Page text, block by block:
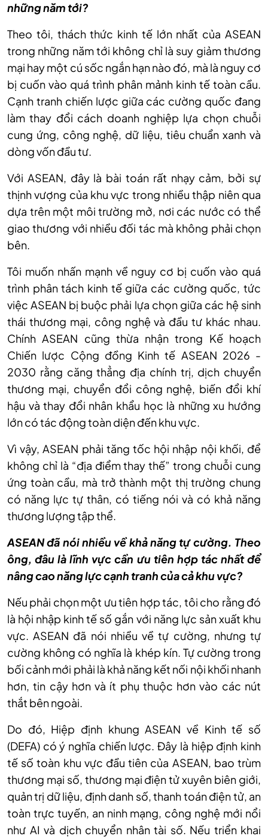
những năm tới?
Theo tôi, thách thức kinh tế lớn nhất của ASEAN
trong những năm tới không chỉ là suy giảm thương
mại hay một cú sốc ngắn hạn nào đó, mà là nguy cơ
bị cuốn vào quá trình phân mảnh kinh tế toàn cầu.
Cạnh tranh chiến lược giữa các cường quốc đang
làm thay đổi cách doanh nghiệp lựa chọn chuỗi
cung ứng, công nghệ, dữ liệu, tiêu chuẩn xanh và
dòng vốn đầu tư.
Với ASEAN, đây là bài toán rất nhạy cảm, bởi sự
thịnh vượng của khu vực trong nhiều thập niên qua
dựa trên một môi trường mở, nơi các nước có thể
giao thương với nhiều đối tác mà không phải chọn
bên.
Tôi muốn nhấn mạnh về nguy cơ bị cuốn vào quá
trình phân tách kinh tế giữa các cường quốc, tức
việc ASEAN bị buộc phải lựa chọn giữa các hệ sinh
thái thương mại, công nghệ và đầu tư khác nhau.
Chính ASEAN cũng thừa nhận trong Kế hoạch
Chiến lược Cộng đồng Kinh tế ASEAN 2026 -
2030 rằng căng thẳng địa chính trị, dịch chuyển
thương mại, chuyển đổi công nghệ, biến đổi khí
hậu và thay đổi nhân khẩu học là những xu hướng
lớn có tác động toàn diện đến khu vực.
Vì vậy, ASEAN phải tăng tốc hội nhập nội khối, để
không chỉ là “địa điểm thay thế” trong chuỗi cung
ứng toàn cầu, mà trở thành một thị trường chung
có năng lực tự thân, có tiếng nói và có khả năng
thương lượng tập thể.
ASEAN đã nói nhiều về khả năng tự cường. Theo
ông, đâu là lĩnh vực cần ưu tiên hợp tác nhất để
nâng cao năng lực cạnh tranh của cả khu vực?
Nếu phải chọn một ưu tiên hợp tác, tôi cho rằng đó
là hội nhập kinh tế số gắn với năng lực sản xuất khu
vực. ASEAN đã nói nhiều về tự cường, nhưng tự
cường không có nghĩa là khép kín. Tự cường trong
bối cảnh mới phải là khả năng kết nối nội khối nhanh
hơn, tin cậy hơn và ít phụ thuộc hơn vào các nút
thắt bên ngoài.
Do đó, Hiệp định khung ASEAN về Kinh tế số
(DEFA) có ý nghĩa chiến lược. Đây là hiệp định kinh
tế số toàn khu vực đầu tiên của ASEAN, bao trùm
thương mại số, thương mại điện tử xuyên biên giới,
quản trị dữ liệu, định danh số, thanh toán điện tử, an
toàn trực tuyến, an ninh mạng, công nghệ mới nổi
như AI và dịch chuyển nhân tài số. Nếu triển khai